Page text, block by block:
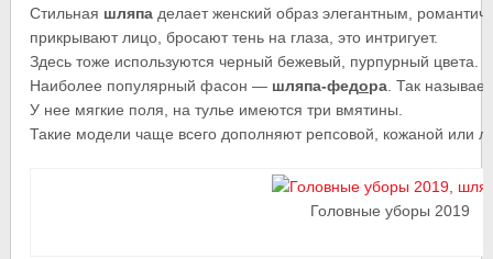
Стильная шляпа делает женский образ элегантным,
прикрывают лицо, бросают тень на глаза, это интригует.
Здесь тоже используются черный бежевый, пурпурный цвета.
Наиболее популярный фасон — шляпа-федора . Так
У нее мягкие поля, на тулье имеются три вмятины.
Такие модели чаще всего дополняют репсовой, кожаной или
Головные уборы 2019